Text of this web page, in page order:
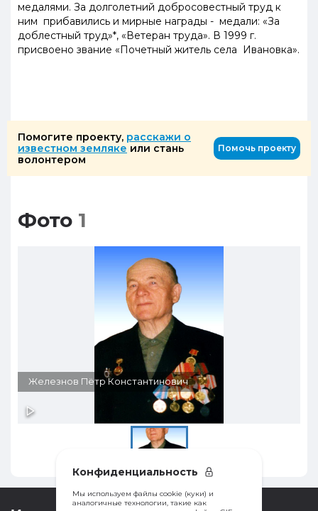
медалями. За долголетний добросовестный труд к
ним прибавились и мирные награды - медали: «За
доблестный труд»*, «Ветеран труда». В 1999 г.
присвоено звание «Почетный житель села Ивановка».
Помогите проекту, расскажи о
известном земляке или стань
волонтером
Помочь проекту
Фото 1
Железнов Пётр Константинович
Конфиденциальность
Мы используем файлы cookie (куки) и
аналогичные технологии, такие как